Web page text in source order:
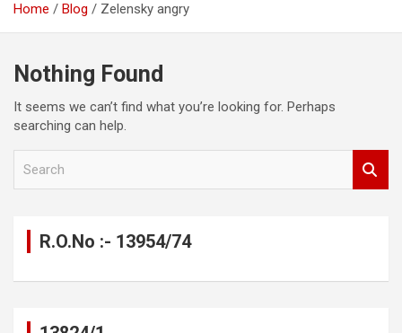
Home Blog Zelensky angry
Nothing Found
It seems we can’t find what you’re looking for. Perhaps
searching can help.
R.O.No :- 13954/74